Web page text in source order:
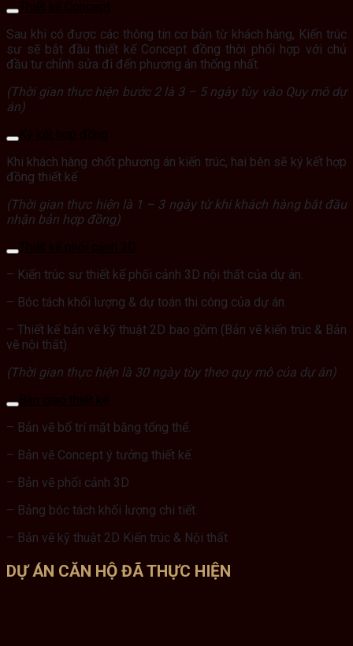
Sau khi có được các thông tin cơ bản từ khách hàng, Kiến trúc
sư sẽ bắt đầu thiết kế Concept đồng thời phối hợp với chủ
đầu tư chỉnh sửa đi đến phương án thống nhất.
(Thời gian thực hiện bước 2 là 3 – 5 ngày tùy vào Quy mô dự
án)
Khi khách hàng chốt phương án kiến trúc, hai bên sẽ ký kết hợp
đồng thiết kế
(Thời gian thực hiện là 1 – 3 ngày từ khi khách hàng bắt đầu
nhận bản hợp đồng)
– Kiến trúc sư thiết kế phối cảnh 3D nội thất của dự án.
– Bóc tách khối lượng & dự toán thi công của dự án.
–Thiết kế bản vẽ kỹ thuật 2D bao gồm (Bản vẽ kiến trúc & Bản
vẽ nội thất).
(Thời gian thực hiện là 30 ngày tùy theo quy mô của dự án)
– Bản vẽ bố trí mặt bằng tổng thể.
– Bản vẽ Concept ý tưởng thiết kế.
– Bản vẽ phối cảnh 3D
– Bảng bóc tách khối lượng chi tiết.
– Bản vẽ kỹ thuật 2D Kiến trúc & Nội thất
DỰ ÁN CĂN HỘ ĐÃ THỰC HIỆN